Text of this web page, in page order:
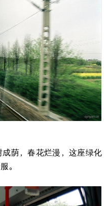
成荫，春花烂漫，这座绿化
。